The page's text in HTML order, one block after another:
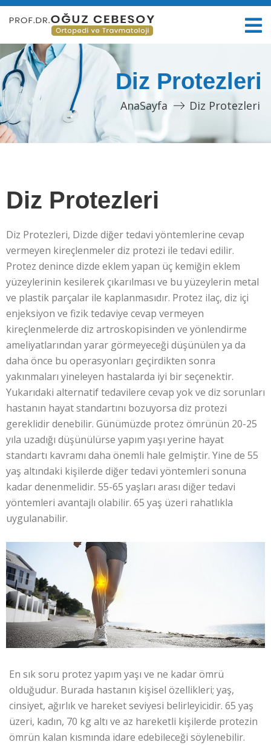
Diz Protezleri
AnaSayfa Diz Protezleri
Diz Protezleri
Diz Protezleri, Dizde diğer tedavi yöntemlerine cevap
vermeyen kireçlenmeler diz protezi ile tedavi edilir.
Protez denince dizde eklem yapan üç kemiğin eklem
yüzeylerinin kesilerek çıkarılması ve bu yüzeylerin metal
ve plastik parçalar ile kaplanmasıdır. Protez ilaç, diz içi
enjeksiyon ve fizik tedaviye cevap vermeyen
kireçlenmelerde diz artroskopisinden ve yönlendirme
ameliyatlarından yarar görmeyeceği düşünülen ya da
daha önce bu operasyonları geçirdikten sonra
yakınmaları yineleyen hastalarda iyi bir seçenektir.
Yukarıdaki alternatif tedavilere cevap yok ve diz sorunları
hastanın hayat standartını bozuyorsa diz protezi
gereklidir denebilir. Günümüzde protez ömrünün 20-25
yıla uzadığı düşünülürse yapım yaşı yerine hayat
standartı kavramı daha önemli hale gelmiştir. Yine de 55
yaş altındaki kişilerde diğer tedavi yöntemleri sonuna
kadar denenmelidir. 55-65 yaşları arası diğer tedavi
yöntemleri avantajlı olabilir. 65 yaş üzeri rahatlıkla
uygulanabilir.
En sık soru protez yapım yaşı ve ne kadar ömrü
olduğudur. Burada hastanın kişisel özellikleri; yaş,
cinsiyet, ağırlık ve hareket seviyesi belirleyicidir. 65 yaş
üzeri, kadın, 70 kg altı ve az hareketli kişilerde protezin
ömrün kalan kısmında idare edebileceği söylenebilir.